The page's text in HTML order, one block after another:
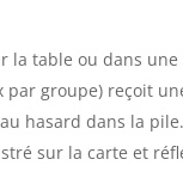
la table ou dans une
groupe) reçoit
hasard dans la pile.
sur la carte et